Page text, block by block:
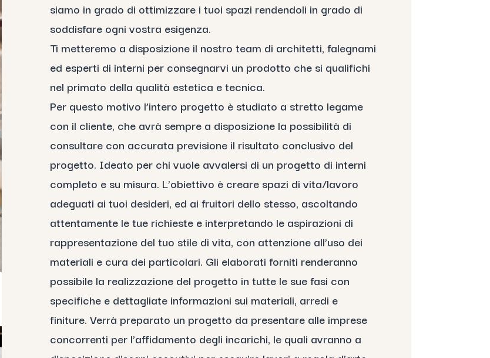
siamo in grado di ottimizzare i tuoi spazi rendendoli in grado di
soddisfare ogni vostra esigenza.
Ti metteremo a disposizione il nostro team di architetti, falegnami
ed esperti di interni per consegnarvi un prodotto che si qualifichi
nel primato della qualità estetica e tecnica.
Per questo motivo l’intero progetto è studiato a stretto legame
con il cliente, che avrà sempre a disposizione la possibilità di
consultare con accurata previsione il risultato conclusivo del
progetto. Ideato per chi vuole avvalersi di un progetto di interni
completo e su misura. L’obiettivo è creare spazi di vita/lavoro
adeguati ai tuoi desideri, ed ai fruitori dello stesso, ascoltando
attentamente le tue richieste e interpretando le aspirazioni di
rappresentazione del tuo stile di vita, con attenzione all’uso dei
materiali e cura dei particolari. Gli elaborati forniti renderanno
possibile la realizzazione del progetto in tutte le sue fasi con
specifiche e dettagliate informazioni sui materiali, arredi e
finiture. Verrà preparato un progetto da presentare alle imprese
concorrenti per l’affidamento degli incarichi, le quali avranno a